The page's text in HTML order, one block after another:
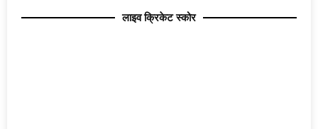
लाइव क्रिकेट स्कोर